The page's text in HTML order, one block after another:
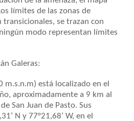
límites de las zonas de
transicionales, se trazan con
modo representan límites
Galeras:
m.s.n.m) está localizado en el
aproximadamente a 9 km al
San Juan de Pasto. Sus
N y 77°21,68’ W, en el